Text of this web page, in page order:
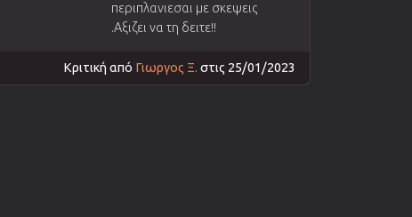
περιπλανιεσαι με σκεψεις
.Αξιζει να τη δειτε!!
Κριτική από Γιωργος Ξ. στις 25/01/2023